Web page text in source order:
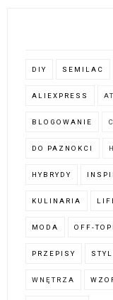
DIY SEMILAC
ALIEXPRESS
BLOGOWANIE
DO PAZNOKCI
HYBRYDY
KULINARIA
MODA OFF-
PRZEPISY
WNĘTRZA